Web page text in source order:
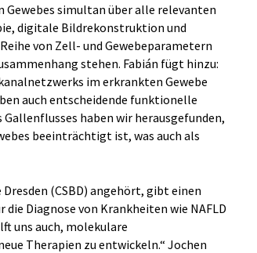
Gewebes simultan über alle relevanten
digitale Bildrekonstruktion und
von Zell- und Gewebeparametern
stehen. Fabián fügt hinzu:
im erkrankten Gewebe
auch entscheidende funktionelle
haben wir herausgefunden,
beeinträchtigt ist, was auch als
(CSBD) angehört, gibt einen
Diagnose von Krankheiten wie NAFLD
uns auch, molekulare
Therapien zu entwickeln.“ Jochen